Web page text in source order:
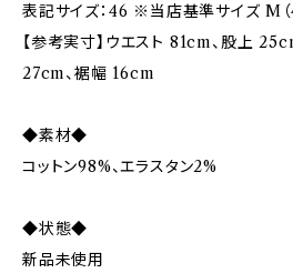
表記サイズ：46 ※当店基準サイズ M（
【参考実寸】ウエスト 81cm、股上
27cm、裾幅 16cm
◆素材◆
コットン98%、エラスタン2%
◆状態◆
新品未使用